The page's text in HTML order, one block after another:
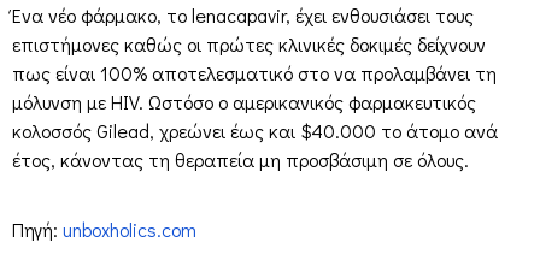
Ένα νέο φάρμακο, το lenacapavir, έχει ενθουσιάσει τους
επιστήμονες καθώς οι πρώτες κλινικές δοκιμές δείχνουν
πως είναι 100% αποτελεσματικό στο να προλαμβάνει τη
μόλυνση με HIV. Ωστόσο ο αμερικανικός φαρμακευτικός
κολοσσός Gilead, χρεώνει έως και $40.000 το άτομο ανά
έτος, κάνοντας τη θεραπεία μη προσβάσιμη σε όλους.
Πηγή: unboxholics.com